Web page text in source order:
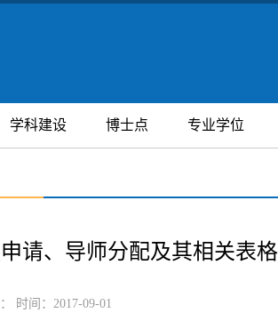
学科建设 博士点 专业学位
请、导师分配及其相关表格
时间：2017-09-01